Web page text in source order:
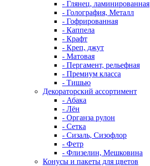
- Глянец, ламинированная
- Голография, Металл
- Гофрированная
- Каппела
- Крафт
- Креп, джут
- Матовая
- Пергамент, рельефная
- Премиум класса
- Тишью
Декораторский ассортимент
- Абака
- Лён
- Органза рулон
- Сетка
- Сизаль, Сизофлор
- Фетр
- Флизелин, Мешковина
Конусы и пакеты для цветов